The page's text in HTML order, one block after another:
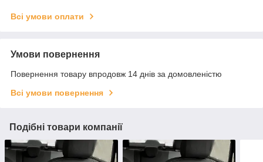
Всі умови оплати
Умови повернення
Повернення товару впродовж 14 днів за домовленістю
Всі умови повернення
Подібні товари компанії